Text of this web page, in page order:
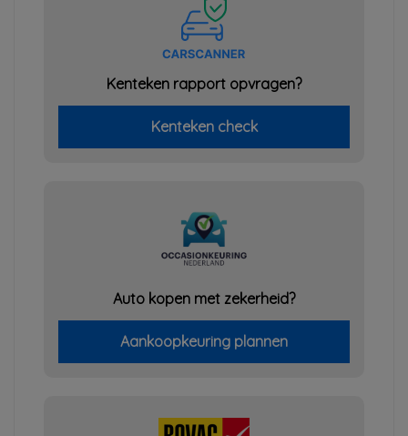
Kenteken rapport opvragen?
Kenteken check
Auto kopen met zekerheid?
Aankoopkeuring plannen